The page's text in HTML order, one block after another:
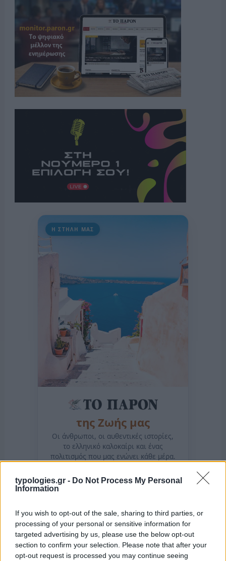
typologies.gr - Do Not Process My Personal
Information
If you wish to opt-out of the sale, sharing to third parties, or
processing of your personal or sensitive information for
targeted advertising by us, please use the below opt-out
section to confirm your selection. Please note that after your
opt-out request is processed you may continue seeing
Η ΣΤΗΛΗ ΜΑΣ
της Ζωής μας
Οι άνθρωποι, οι αυθεντικές ιστορίες,
το ελληνικό καλοκαίρι και ένας
πολιτισμός που μας ενώνει κάθε μέρα.
ΟΣΑ ΧΡΕΙΑΖΕΣΑΙ
ΤΟ ΠΑΡΟΝ ΤΗΣ ΚΥΡΙΑΚΗΣ